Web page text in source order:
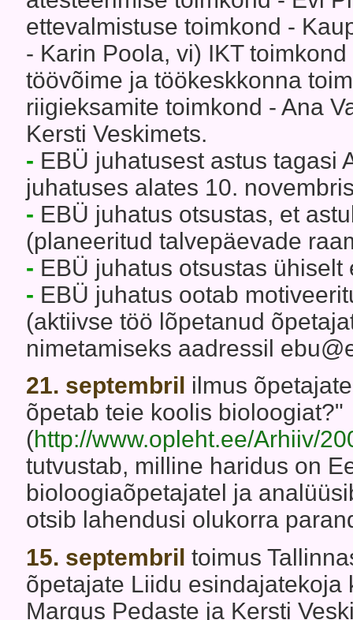
ettevalmistuse toimkond -
- Karin Poola, vi) IKT
töövõime ja töökeskkonna
riigieksamite toimkond - Ana
Kersti Veskimets.
- EBÜ juhatusest astus tagasi
juhatuses alates 10.
- EBÜ juhatus otsustas, et
(planeeritud talvepäevade
- EBÜ juhatus otsustas
- EBÜ juhatus ootab
(aktiivse töö lõpetanud
nimetamiseks aadressil
21. septembril ilmus
õpetab teie koolis bioloogiat?"
(http://www.opleht.ee/Arhiiv/
tutvustab, milline haridus on
bioloogiaõpetajatel ja
otsib lahendusi olukorra
15. septembril toimus
õpetajate Liidu
Margus Pedaste ja Kersti